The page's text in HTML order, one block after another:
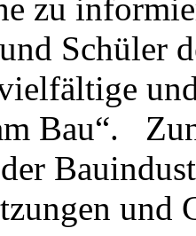
zu
Schüler
Bau“.
und